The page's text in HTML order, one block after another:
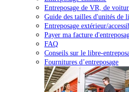
Entreposage de VR, de
Guide des tailles d'unités de
Entreposage extérieur/
Payer ma facture
FAQ
Conseils sur le libre-
Fournitures d’entreposage